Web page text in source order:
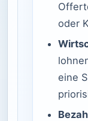
oder
eine